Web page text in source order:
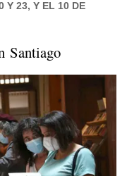
Y 23, Y EL 10 DE
Santiago